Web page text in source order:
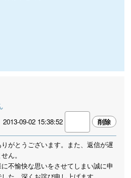
2013-09-02 15:38:52
がとうございます。また、返信が遅
ん。
不愉快な思いをさせてしまい誠に申